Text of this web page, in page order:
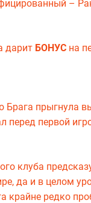
–
дарит БОНУС на
Брага прыгнула
перед первой
клуба
да и в целом
крайне редко